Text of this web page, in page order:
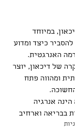
במיוחד
כיצד ומדוע
האנרגטית.
של דיכאון, יוצר
ומהווה פתח
אנרגיה
בבריאה וארחיב